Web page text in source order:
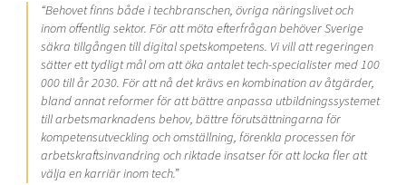
“Behovet finns både i techbranschen, övriga näringslivet och
inom offentlig sektor. För att möta efterfrågan behöver Sverige
säkra tillgången till digital spetskompetens. Vi vill att regeringen
sätter ett tydligt mål om att öka antalet tech-specialister med 100
000 till år 2030. För att nå det krävs en kombination av åtgärder,
bland annat reformer för att bättre anpassa utbildningssystemet
till arbetsmarknadens behov, bättre förutsättningarna för
kompetensutveckling och omställning, förenkla processen för
arbetskraftsinvandring och riktade insatser för att locka fler att
välja en karriär inom tech.”